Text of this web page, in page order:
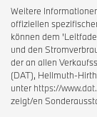
Weitere
offiziellen
können dem
und den
der an allen
(DAT), Hellmuth-
unter https://
zeigt/en